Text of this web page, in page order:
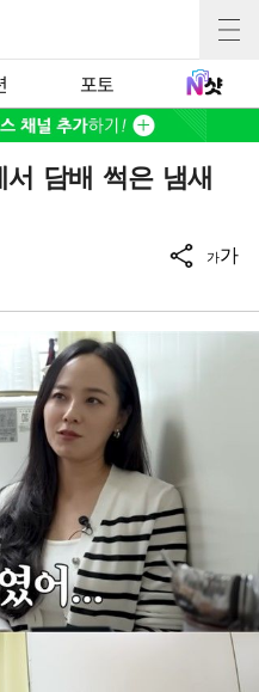
포토
담배 썩은 냄새
가가